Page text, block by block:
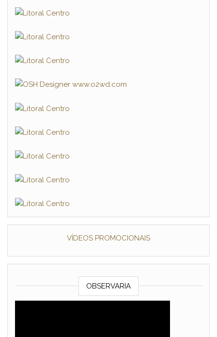
VÍDEOS PROMOCIONAIS
OBSERVARIA